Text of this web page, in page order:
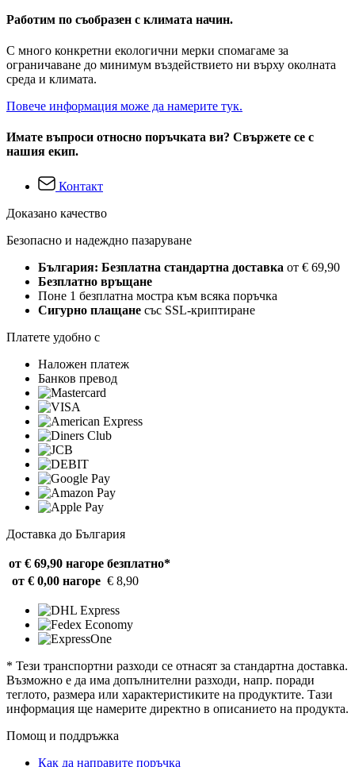
Работим по съобразен с климата начин.
С много конкретни екологични мерки спомагаме за
ограничаване до минимум въздействието ни върху околната
среда и климата.
Повече информация може да намерите тук.
Имате въпроси относно поръчката ви? Свържете се с
нашия екип.
Контакт
Доказано качество
Безопасно и надеждно пазаруване
България: Безплатна стандартна доставка от € 69,90
Безплатно връщане
Поне 1 безплатна мостра към всяка поръчка
Сигурно плащане със SSL-криптиране
Платете удобно с
Наложен платеж
Банков превод
Доставка до България
от € 69,90 нагоре безплатно*
от € 0,00 нагоре € 8,90
* Тези транспортни разходи се отнасят за стандартна доставка.
Възможно е да има допълнителни разходи, напр. поради
теглото, размера или характеристиките на продуктите. Тази
информация ще намерите директно в описанието на продукта.
Помощ и поддръжка
Как да направите поръчка